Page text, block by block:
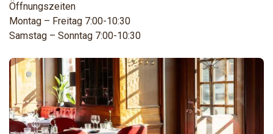
Öffnungszeiten
Montag – Freitag 7:00-10:30
Samstag – Sonntag 7:00-10:30